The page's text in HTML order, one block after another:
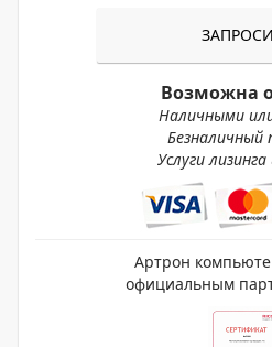
Возможна
Наличными
Услуги
Артрон
официальным